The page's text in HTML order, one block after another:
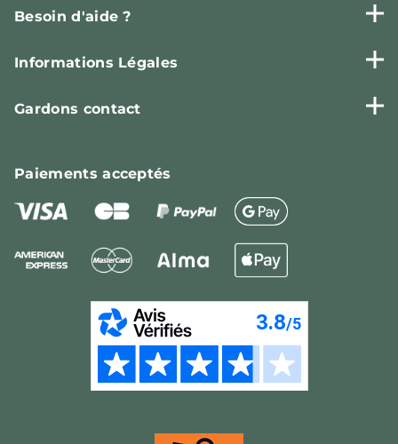
Besoin d'aide ?
Informations Légales
Gardons contact
Paiementsacceptés